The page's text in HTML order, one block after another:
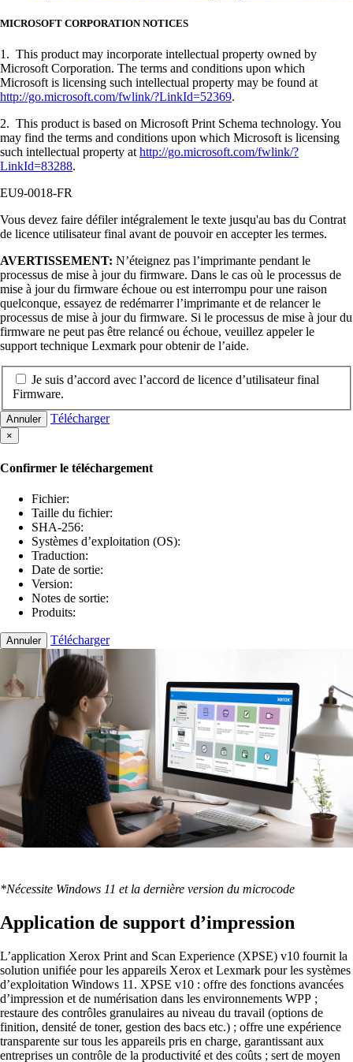
MICROSOFT CORPORATION NOTICES
1. This product may incorporate intellectual property owned by
Microsoft Corporation. The terms and conditions upon which
Microsoft is licensing such intellectual property may be found at
http://go.microsoft.com/fwlink/?LinkId=52369.
2. This product is based on Microsoft Print Schema technology. You
may find the terms and conditions upon which Microsoft is licensing
such intellectual property at http://go.microsoft.com/fwlink/?
LinkId=83288.
EU9-0018-FR
Vous devez faire défiler intégralement le texte jusqu'au bas du Contrat
de licence utilisateur final avant de pouvoir en accepter les termes.
AVERTISSEMENT: N’éteignez pas l’imprimante pendant le
processus de mise à jour du firmware. Dans le cas où le processus de
mise à jour du firmware échoue ou est interrompu pour une raison
quelconque, essayez de redémarrer l’imprimante et de relancer le
processus de mise à jour du firmware. Si le processus de mise à jour du
firmware ne peut pas être relancé ou échoue, veuillez appeler le
support technique Lexmark pour obtenir de l’aide.
Je suis d’accord avec l’accord de licence d’utilisateur final
Firmware.
Annuler Télécharger
×
Confirmer le téléchargement
Fichier:
Taille du fichier:
SHA-256:
Systèmes d’exploitation (OS):
Traduction:
Date de sortie:
Version:
Notes de sortie:
Produits:
Annuler Télécharger
*Nécessite Windows 11 et la dernière version du microcode
Application de support d’impression
L’application Xerox Print and Scan Experience (XPSE) v10 fournit la
solution unifiée pour les appareils Xerox et Lexmark pour les systèmes
d’exploitation Windows 11. XPSE v10 : offre des fonctions avancées
d’impression et de numérisation dans les environnements WPP ;
restaure des contrôles granulaires au niveau du travail (options de
finition, densité de toner, gestion des bacs etc.) ; offre une expérience
transparente sur tous les appareils pris en charge, garantissant aux
entreprises un contrôle de la productivité et des coûts ; sert de moyen